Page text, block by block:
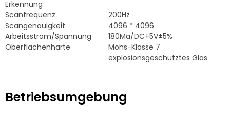
Erkennung
Scanfrequenz
200Hz
Scangenauigkeit
4096 * 4096
Arbeitsstrom/Spannung
180Ma/DC+5V±5%
Oberflächenhärte
Mohs-Klasse 7
explosionsgeschütztes Glas
Betriebsumgebung